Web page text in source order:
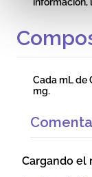
información,
Cada mL de
mg.
Cargando el